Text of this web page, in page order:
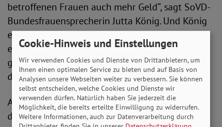
betroffenen Frauen auch mehr Geld“, sagt SoVD-
Bundesfrauensprecherin Jutta König. Und König
ergänzt: „Die Zahlen zeigen uns aber auch, dass
es keinen Grund gibt, sich auszuruhen. Denn es
gibt nach wie vor noch Luft nach oben. Deshalb
dürfen wir hier nicht lockerlassen.“
Aus Sicht des SoVD zeigen die Zahlen ziemlich
deutlich, was zu tun ist. „Wir brauchen neben
Cookie-Hinweis und Einstellungen
Wir verwenden Cookies und Dienste von Drittanbietern, um
Ihnen einen optimalen Service zu bieten und auf Basis von
Analysen unsere Webseiten weiter zu verbessern. Sie können
selbst entscheiden, welche Cookies und Dienste wir
verwenden dürfen. Natürlich haben Sie jederzeit die
Möglichkeit, die bereits erteilte Einwilligung zu widerrufen.
Weitere Informationen, auch zur Datenverarbeitung durch